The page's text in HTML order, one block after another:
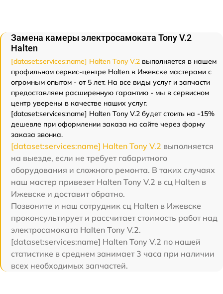
Замена камеры электросамоката Tony V.2
Halten
[dataset:services:name] Halten Tony V.2 выполняется в нашем
профильном сервис-центре Halten в Ижевске мастерами с
огромным опытом - от 5 лет. На все виды услуг и запчасти
предоставляем расширенную гарантию - мы в сервисном
центр уверены в качестве наших услуг.
[dataset:services:name] Halten Tony V.2 будет стоить на -15%
дешевле при оформлении заказа на сайте через форму
заказа звонка.
[dataset:services:name] Halten Tony V.2 выполняется
на выезде, если не требует габаритного
оборудования и сложного ремонта. В таких случаях
наш мастер привезет Halten Tony V.2 в сц Halten в
Ижевске и доставит обратно.
Позвоните и наш сотрудник сц Halten в Ижевске
проконсультирует и рассчитает стоимость работ над
электросамоката Halten Tony V.2.
[dataset:services:name] Halten Tony V.2 по нашей
статистике в среднем занимает 3 часа при наличии
всех необходимых запчастей.